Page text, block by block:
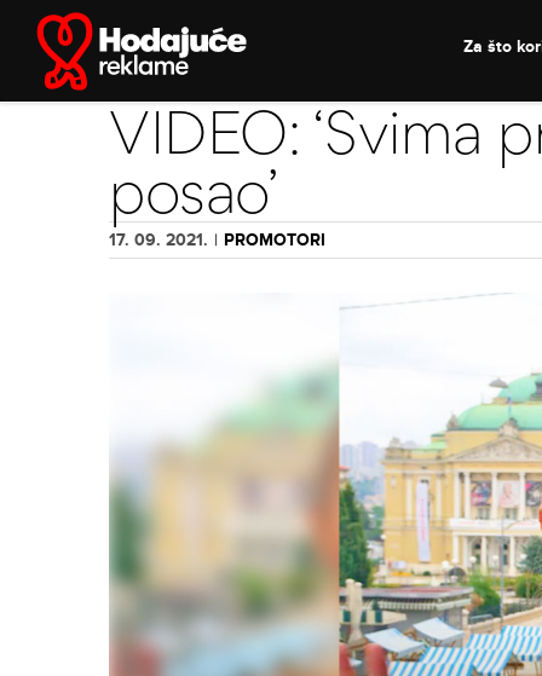
content
Za što
VIDEO: ‘Svima
posao’
17. 09. 2021. | PROMOTORI